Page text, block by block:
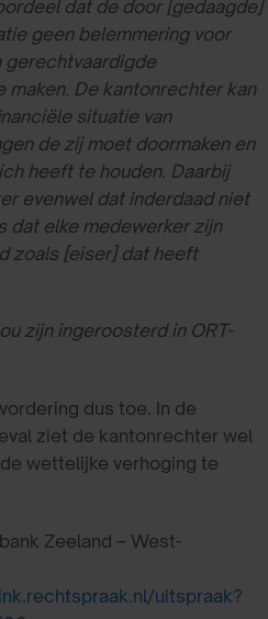
dat de door [gedaagde]
geen belemmering voor
gerechtvaardigde
maken. De kantonrechter kan
situatie van
de zij moet doormaken en
heeft te houden. Daarbij
evenwel dat inderdaad niet
dat elke medewerker zijn
zoals [eiser] dat heeft
zijn ingeroosterd in ORT-
dus toe. In de
ziet de kantonrechter wel
wettelijke verhoging te
Zeeland – West-
uitspraak?